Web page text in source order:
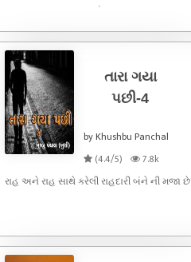
અનંત .
તારા ગયા
પછી-4
by Khushbu Panchal
(4.4/5)
7.8k
રાહ અને રાહ સાથે કરેલી રાહદારી બંને ની મજા છે.